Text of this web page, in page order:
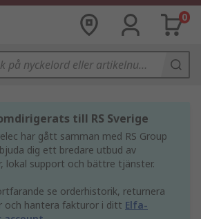
0
till RS Sverige
har gått samman med RS Group
dig ett bredare utbud av
lokal support och bättre tjänster.
se orderhistorik, returnera
och hantera fakturor i ditt Elfa-